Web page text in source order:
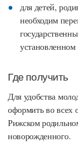
для детей,
необходим
установленном
Где получить
Для удобства
оформить во всех
Рижском
новорожденного.